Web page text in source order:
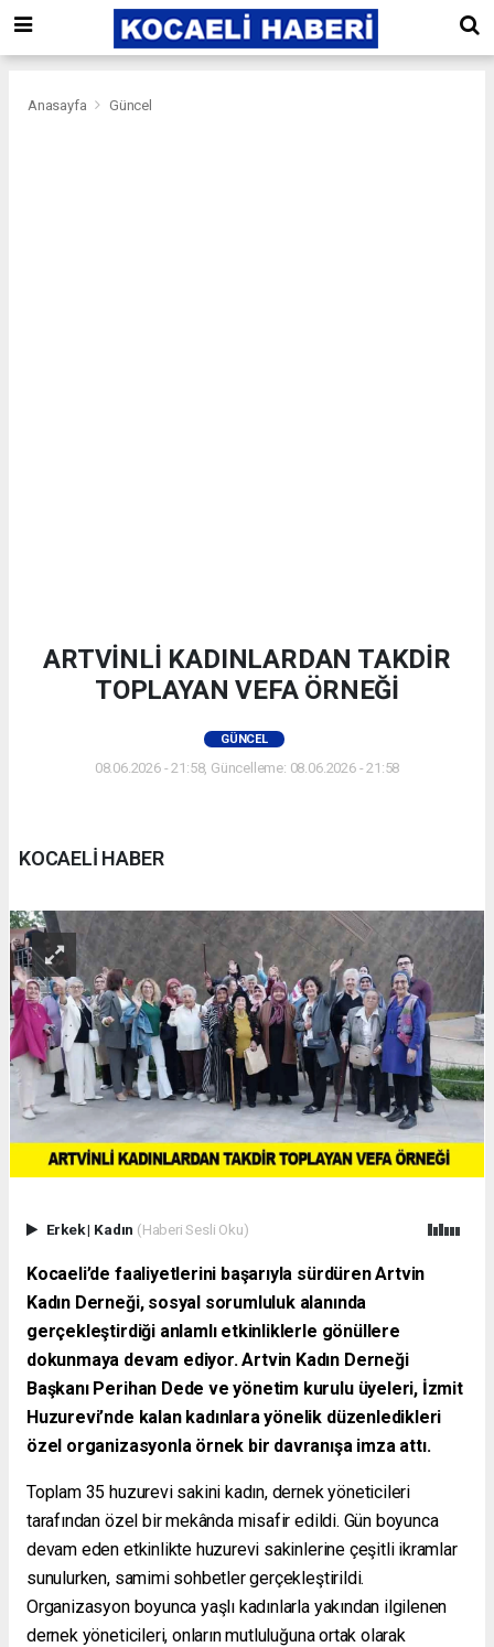
Anasayfa Güncel
ARTVİNLİ KADINLARDAN TAKDİR
TOPLAYAN VEFA ÖRNEĞİ
GÜNCEL
08.06.2026 - 21:58, Güncelleme: 08.06.2026 - 21:58
KOCAELİ HABER
Erkek| Kadın (Haberi Sesli Oku)
Kocaeli’de faaliyetlerini başarıyla sürdüren Artvin
Kadın Derneği, sosyal sorumluluk alanında
gerçekleştirdiği anlamlı etkinliklerle gönüllere
dokunmaya devam ediyor. Artvin Kadın Derneği
Başkanı Perihan Dede ve yönetim kurulu üyeleri, İzmit
Huzurevi’nde kalan kadınlara yönelik düzenledikleri
özel organizasyonla örnek bir davranışa imza attı.
Toplam 35 huzurevi sakini kadın, dernek yöneticileri
tarafından özel bir mekânda misafir edildi. Gün boyunca
devam eden etkinlikte huzurevi sakinlerine çeşitli ikramlar
sunulurken, samimi sohbetler gerçekleştirildi.
Organizasyon boyunca yaşlı kadınlarla yakından ilgilenen
dernek yöneticileri, onların mutluluğuna ortak olarak